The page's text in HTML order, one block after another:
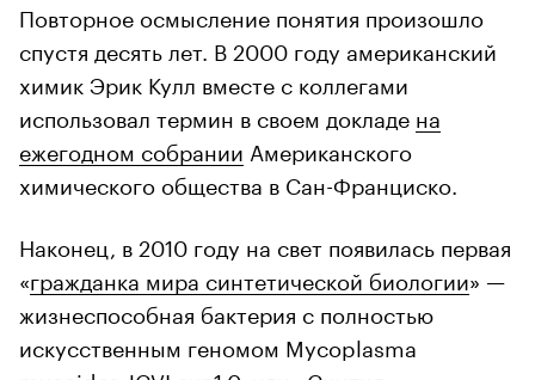
Повторное осмысление понятия произошло
спустя десять лет. В 2000 году американский
химик Эрик Кулл вместе с коллегами
использовал термин в своем докладе на
ежегодном собрании Американского
химического общества в Сан-Франциско.
Наконец, в 2010 году на свет появилась первая
«гражданка мира синтетической биологии» —
жизнеспособная бактерия с полностью
искусственным геномом Mycoplasma